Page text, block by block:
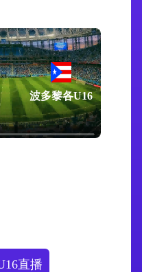
波多黎各U16
直播